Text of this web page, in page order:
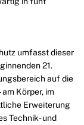
umfasst dieser
21.
auf die
am Körper, im
Erweiterung
Technik- und